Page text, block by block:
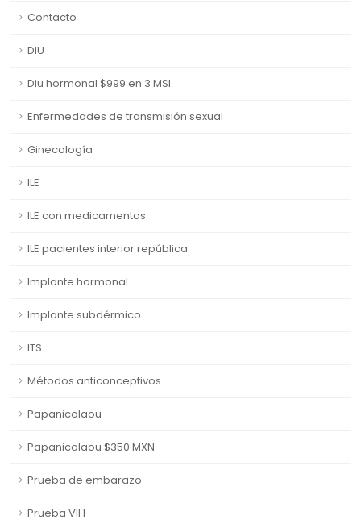
Contacto
DIU
Diu hormonal $999 en 3 MSI
Enfermedades de transmisión sexual
Ginecología
ILE
ILE con medicamentos
ILE pacientes interior república
Implante hormonal
Implante subdérmico
ITS
Métodos anticonceptivos
Papanicolaou
Papanicolaou $350 MXN
Prueba de embarazo
Prueba VIH